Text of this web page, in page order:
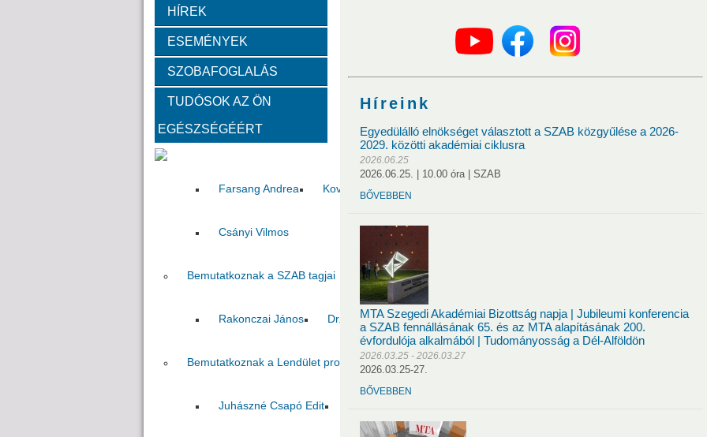
Székház
Fotók a székházról
Bemutatkoznak a SZAB akadémikusai
Kemény Lajos Hohmann Judit Gyimóthy Tibor Voszka Éva
Farsang Andrea Kovács Zoltán
Csányi Vilmos
Bemutatkoznak a SZAB tagjai
Rakonczai János Dr. Pálfi György Jelasity Márk Varjú Tamás
Bemutatkoznak a Lendület program nyertesei
Juhászné Csapó Edit
HÍREK
ESEMÉNYEK
SZOBAFOGLALÁS
TUDÓSOK AZ ÖN
EGÉSZSÉGÉÉRT
Híreink
Egyedülálló elnökséget választott a SZAB közgyűlése a 2026-
2029. közötti akadémiai ciklusra
2026.06.25
2026.06.25. | 10.00 óra | SZAB
BŐVEBBEN
MTA Szegedi Akadémiai Bizottság napja | Jubileumi konferencia
a SZAB fennállásának 65. és az MTA alapításának 200.
évfordulója alkalmából | Tudományosság a Dél-Alföldön
2026.03.25 - 2026.03.27
2026.03.25-27.
BŐVEBBEN